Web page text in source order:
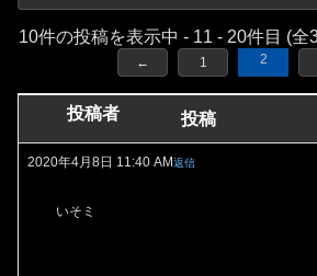
10件の投稿を表示中 - 11 - 20件目 (全
← 1 2
投稿者 投稿
2020年4月8日 11:40 AM返信
いそミ